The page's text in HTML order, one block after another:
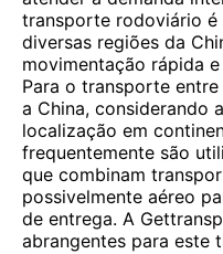
transporte rodoviário
diversas regiões da
movimentação rápida
Para o transporte
a China, considerando
localização em
frequentemente são
que combinam
possivelmente aéreo
de entrega. A
abrangentes para este